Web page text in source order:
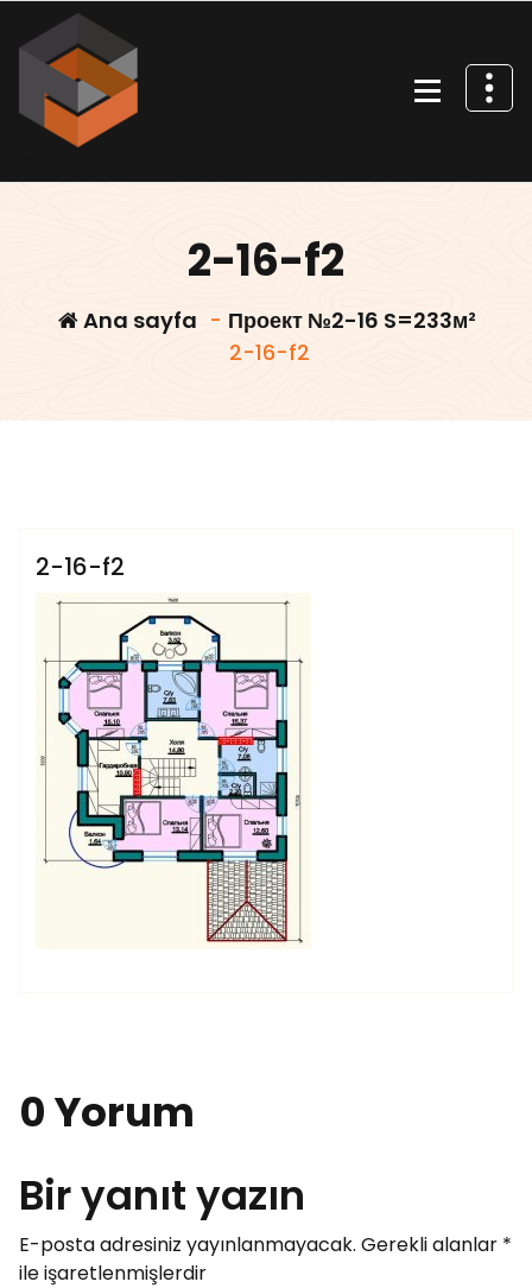
geç
2-16-f2
Ana sayfa - Проект №2-16 S=233м²
2-16-f2
2-16-f2
0 Yorum
Bir yanıt yazın
E-posta adresiniz yayınlanmayacak. Gerekli alanlar *
ile işaretlenmişlerdir